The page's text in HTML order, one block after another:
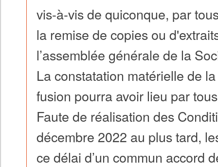
vis-à-vis de quiconque, par
la remise de copies ou
l’assemblée générale de la
La constatation matérielle de
fusion pourra avoir lieu par
Faute de réalisation des
décembre 2022 au plus tard,
ce délai d’un commun accord